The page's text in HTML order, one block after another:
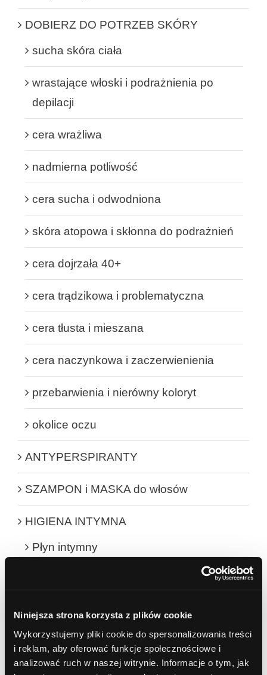
Niniejsza strona korzysta z plików cookie
Wykorzystujemy pliki cookie do spersonalizowania treści
i reklam, aby oferować funkcje społecznościowe i
analizować ruch w naszej witrynie. Informacje o tym, jak
DOBIERZ DO POTRZEB SKÓRY
sucha skóra ciała
wrastające włoski i podrażnienia po
depilacji
cera wrażliwa
nadmierna potliwość
cera sucha i odwodniona
skóra atopowa i skłonna do podrażnień
cera dojrzała 40+
cera trądzikowa i problematyczna
cera tłusta i mieszana
cera naczynkowa i zaczerwienienia
przebarwienia i nierówny koloryt
okolice oczu
ANTYPERSPIRANTY
SZAMPON i MASKA do włosów
HIGIENA INTYMNA
Płyn intymny
Masła do ciała
DO BRODY